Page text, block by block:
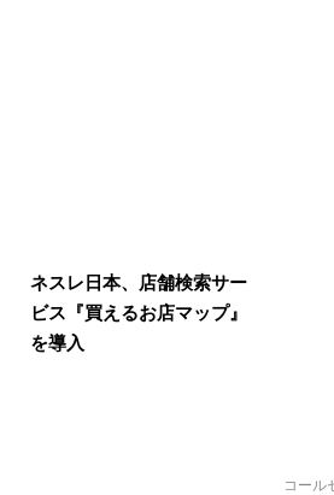
ネスレ日本、店舗検索サー
ビス『買えるお店マップ』
を導入
コール